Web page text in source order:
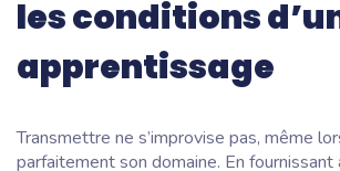
les conditions
apprentissage
Transmettre ne s’improvise pas, même
parfaitement son domaine. En fournissant